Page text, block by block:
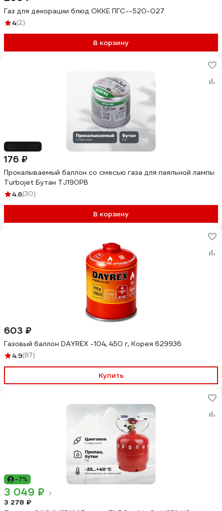
Газ для декорации блюд OKKE ПГС--520-027
4(2)
В корзину
176 ₽
Прокалываемый баллон со смесью газа для паяльной лампы
Turbojet Бутан TJ190PB
4.6(30)
В корзину
603 ₽
Газовый баллон DAYREX -104, 450 г, Корея 629936
4.9(87)
Купить
-7%
3 049 ₽
3 278 ₽